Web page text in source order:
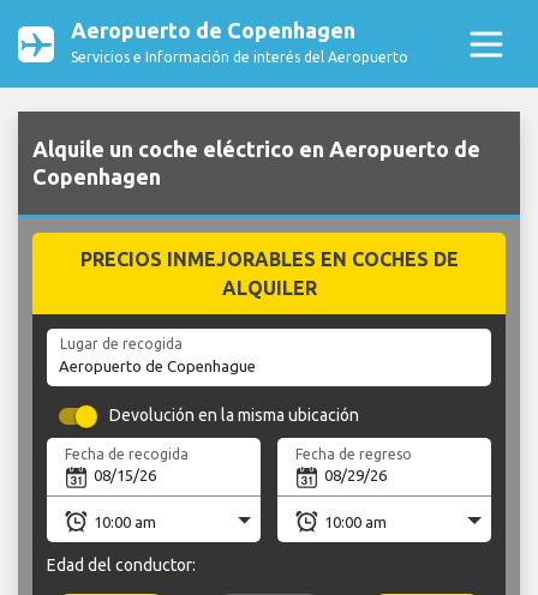
Aeropuerto de Copenhagen
Servicios e Información de interés del Aeropuerto
Alquile un coche eléctrico en Aeropuerto de
Copenhagen
PRECIOS INMEJORABLES EN COCHES DE
ALQUILER
Lugar de recogida
Devolución en la misma ubicación
Fecha de recogida Fecha de regreso
Edad del conductor: